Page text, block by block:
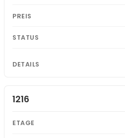
1216